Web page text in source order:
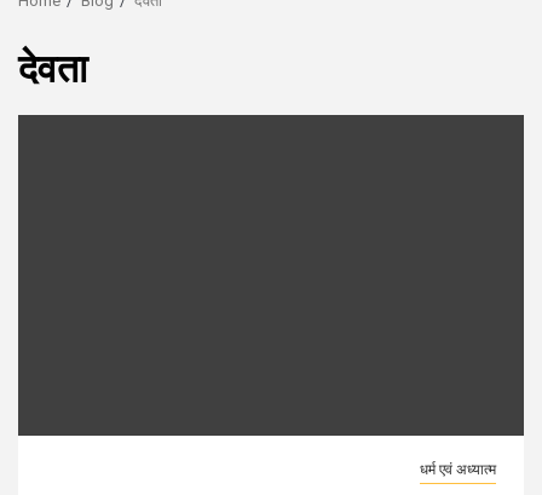
देवता
धर्म एवं अध्यात्म